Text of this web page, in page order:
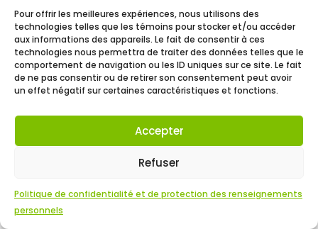
Pour offrir les meilleures expériences, nous utilisons des
technologies telles que les témoins pour stocker et/ou accéder
aux informations des appareils. Le fait de consentir à ces
technologies nous permettra de traiter des données telles que le
comportement de navigation ou les ID uniques sur ce site. Le fait
de ne pas consentir ou de retirer son consentement peut avoir
un effet négatif sur certaines caractéristiques et fonctions.
Accepter
Refuser
Politique de confidentialité et de protection des renseignements
personnels
Tous droits réservés Croque ton quartier 2026.